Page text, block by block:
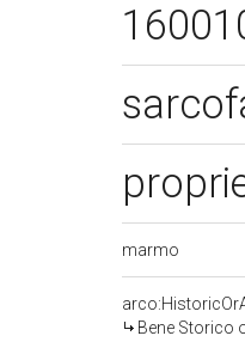
marmo
Bene Storico